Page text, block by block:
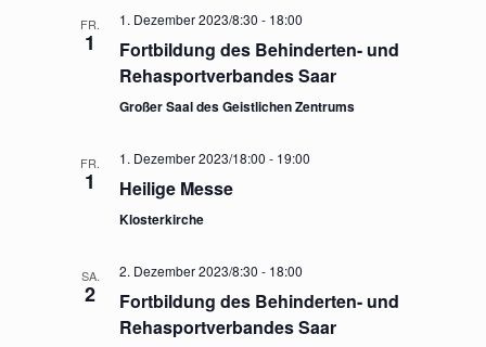
FR.
1
1. Dezember 2023/8:30 - 18:00
Fortbildung des Behinderten- und
Rehasportverbandes Saar
Großer Saal des Geistlichen Zentrums
FR.
1
1. Dezember 2023/18:00 - 19:00
Heilige Messe
Klosterkirche
SA.
2
2. Dezember 2023/8:30 - 18:00
Fortbildung des Behinderten- und
Rehasportverbandes Saar